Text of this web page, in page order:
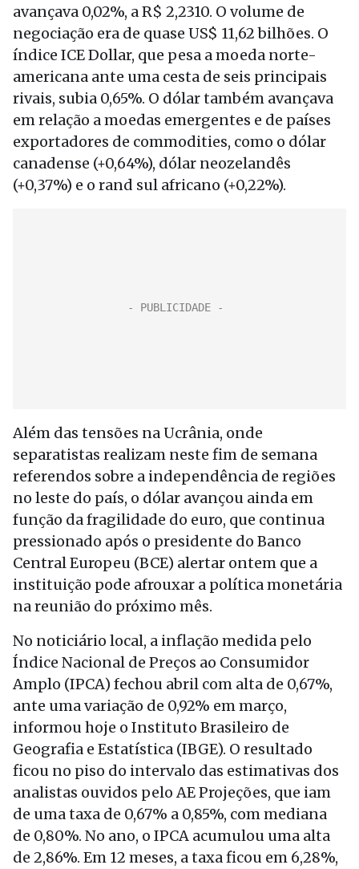
avançava 0,02%, a R$ 2,2310. O volume de
negociação era de quase US$ 11,62 bilhões. O
índice ICE Dollar, que pesa a moeda norte-
americana ante uma cesta de seis principais
rivais, subia 0,65%. O dólar também avançava
em relação a moedas emergentes e de países
exportadores de commodities, como o dólar
canadense (+0,64%), dólar neozelandês
(+0,37%) e o rand sul africano (+0,22%).
Além das tensões na Ucrânia, onde
separatistas realizam neste fim de semana
referendos sobre a independência de regiões
no leste do país, o dólar avançou ainda em
função da fragilidade do euro, que continua
pressionado após o presidente do Banco
Central Europeu (BCE) alertar ontem que a
instituição pode afrouxar a política monetária
na reunião do próximo mês.
No noticiário local, a inflação medida pelo
Índice Nacional de Preços ao Consumidor
Amplo (IPCA) fechou abril com alta de 0,67%,
ante uma variação de 0,92% em março,
informou hoje o Instituto Brasileiro de
Geografia e Estatística (IBGE). O resultado
ficou no piso do intervalo das estimativas dos
analistas ouvidos pelo AE Projeções, que iam
de uma taxa de 0,67% a 0,85%, com mediana
de 0,80%. No ano, o IPCA acumulou uma alta
de 2,86%. Em 12 meses, a taxa ficou em 6,28%,